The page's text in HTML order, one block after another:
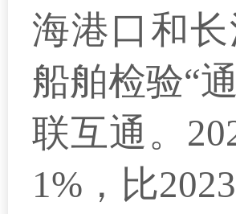
海港口和
船舶检验“
联互通。
1%，比